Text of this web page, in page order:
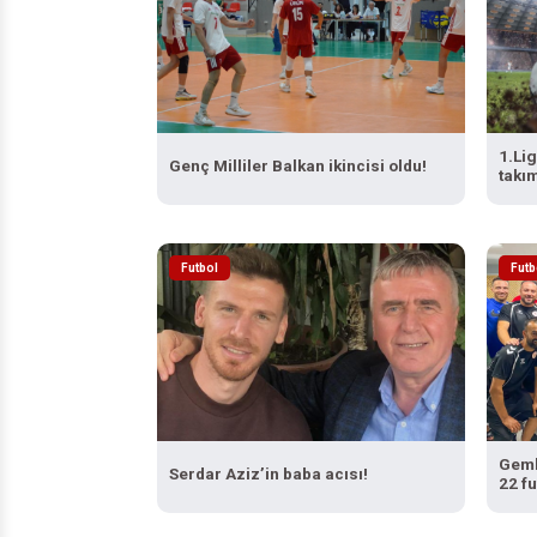
Genç Milliler Balkan ikincisi oldu!
Futbol
Serdar Aziz’in baba acısı!
22